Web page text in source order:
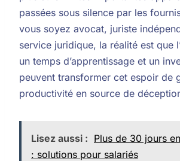
passées sous silence par les
vous soyez avocat, juriste
service juridique, la réalité est que
un temps d’apprentissage et un
peuvent transformer cet espoir de
productivité en source de
Lisez aussi : Plus de 30 jours
: solutions pour salariés